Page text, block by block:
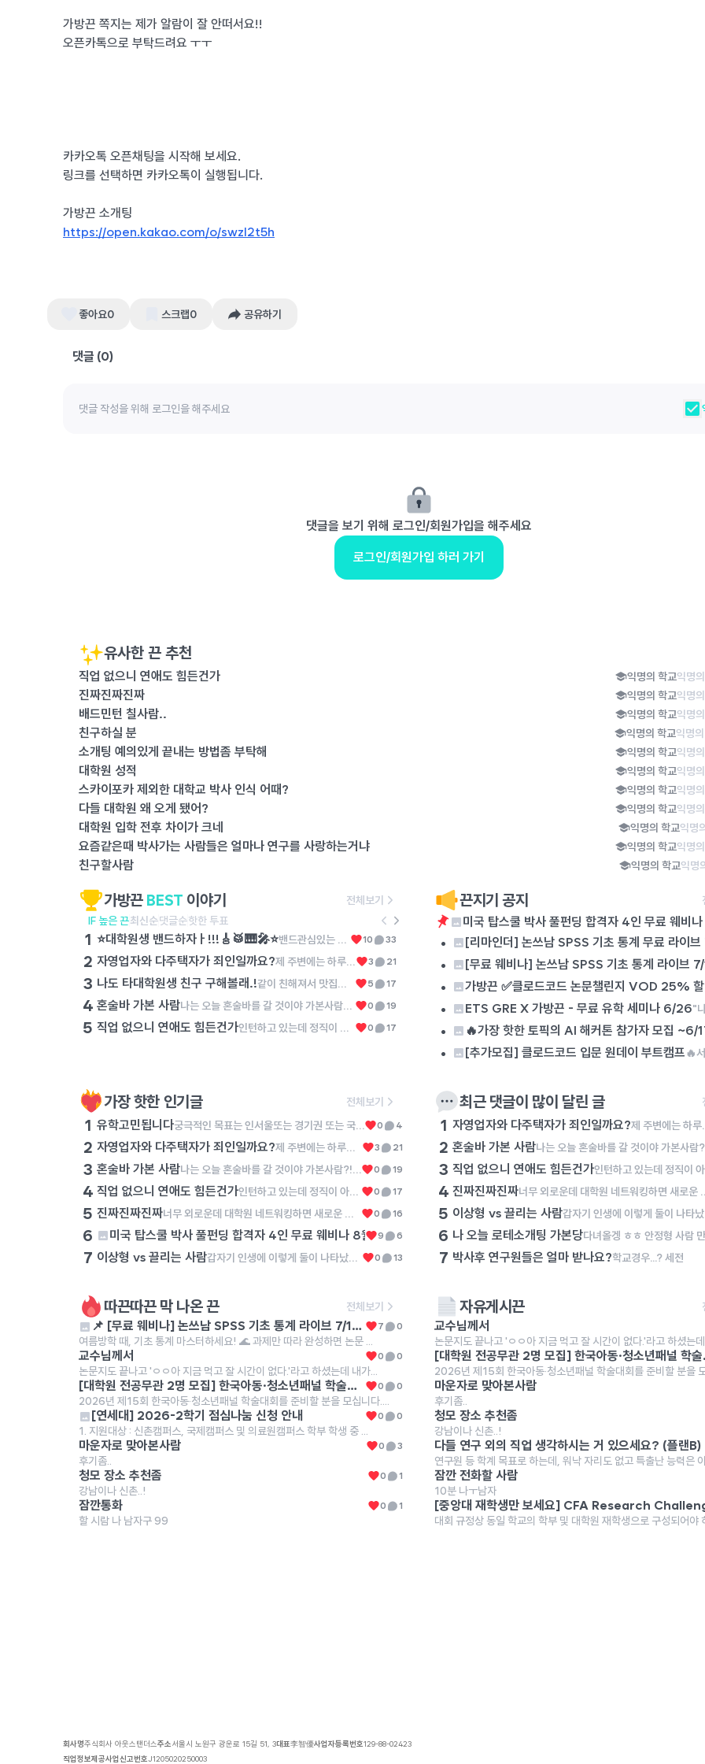
가방끈 쪽지는 제가 알람이 잘 안떠서요!!
오픈카톡으로 부탁드려요 ㅜㅜ
카카오톡 오픈채팅을 시작해 보세요.
링크를 선택하면 카카오톡이 실행됩니다.
가방끈 소개팅
https://open.kakao.com/o/swzI2t5h
좋아요0 스크랩0 공유하기
댓글 (0)
댓글을 보기 위해 로그인/회원가입을 해주세요
로그인/회원가입 하러 가기
유사한 끈 추천
직업 없으니 연애도 힘든건가 익명의 학교익명
진짜진짜진짜 익명의 학교익명
배드민턴 칠사람.. 익명의 학교익명
친구하실 분 익명의 학교익명
소개팅 예의있게 끝내는 방법좀 부탁해 익명의 학교익명
대학원 성적 익명의 학교익명
스카이포카 제외한 대학교 박사 인식 어때? 익명의 학교익명
다들 대학원 왜 오게 됐어? 익명의 학교익명
대학원 입학 전후 차이가 크네 익명의 학교익명
요즘같은때 박사가는 사람들은 얼마나 연구를 사랑하는거냐 익명의 학교익명
친구할사람 익명의 학교익명
가방끈BEST 이야기
전체보기
IF 높은 끈최신순댓글순핫한 투표
1 ⭐️대학원생 밴드하자ㅏ!!!🎸🥁🎹🎤⭐️ 밴드관심있는 사람?! 저번에 대학원생분들 모여서 합주 한번해봤는데 넘 좋더라구..!!!! રલા 나는,, 단순 일회성이아니라.. 장기적으로 밴드를 하거싶어서..!🥺✨ 음악이라는 좋은 관심사를 통해서 여럿이서 모여서 같이 뭘한다는게 엄청 뿌듯하고 재밌더라구?!!! >< 한번도 안해봤어도 괜찮아 ..!! 전공이 아니어도 괜찮아!!!! 그냥 밴드하는거에 진심인 사람이면 돼. 정기적으로 모여서 같이 합주하구 얘기도 나누고 내가 대문자 N이라서 그런지 모르겠는데..ㅋㅋ 나중에 혹시라도 잘되면 우리만의 자작곡같은거 만들어서 내거나 유명한 곡들 커버해서 인스타 계정 만들어서 혹시 우리 밴드가 커질수도 있나 .. 헤헤 라는 이상한 생각을 하기도 하지만(?) 여튼 너무 딥하게는 생각하지말고 ..! 밴드에 관심있거나 하고싶으면 나에게 꼭꼭 말해주었으면 해 ..!!!!!!!!! 𖤐 같이 재밌는 밴드 하자,,. 🥺✨ 🙏🏻🥲✨ 10 33
2 자영업자와 다주택자가 죄인일까요? 제 주변에는 하루에 최소 15시간, 많게는 19시간을 자기 몸과 영혼을 갈아서 자영업에 종사하는 이웃들이 있습니다. 이 분들은 순수 마진이라도 건지기 위해서 하루에 최소한 이 정도는 일해야 하고, 월 매출 6,000만 원을 넘기지 못하면 아르바이트생 월급도 주지 못하고 유지보수비에도 투자하지 못합니다. 그렇다보니 이 분들은 남녀 할 것 없이 1년에 쉬는 날이 1월 첫 날, 설날 당일, 추석 당일 밖에 없다고 이야기합니다. 그런데 과거 정부에서는 이 분들이 벌어들인 소득에 불필요하게 세금을 매기려 했고, 최저 시급도 너무 많이 올려서 코로나19 시기에는 이 분들이 애써 일구어 낸 사업을 접어야 하였습니다. 며칠 전 어느 대표님의 폐업을 돕는 일을 잠시 했습니다. 일을 하는 과정에서 켜켜이 쌓인 재고를 보며 마음이 너무 무거워졌습니다. 퇴근하고 학술논문을 쓰러 가는 길에 '사업을 하는 분들은 죄인인가?'라는 생각에 잠기곤 했습니다. 사업이란 이것이다! 도대체 사업을 하시는 분들이 무슨 죄를 지었길래 이러한 수모를 당해야만 하는지 이해가 가지 않습니다. 사업하는 분들을 조용히 응원하기라도 하면 몰라요. 그런데, 사업하는 분들이나 다주택자에 대해서 우리 사회는 저 분들을 적대시하기만 하고 저 분들에게서 돈을 뜯어내려고만 하고 있습니다. 우리는 이 분들이 낸 세금으로 살아가고 있는데, 이 분들의 입장이 되어 보기라도 했는지 모르겠습니다. 우연히 다주택자 분을 만나서 이야기를 나눠 봤습니다. "내가 국민학교 다녔을 때는 2명의 누나들과 4명의 형제들이랑 라면 한 봉지를 나눠서 먹을 정도로 힘들게 살았다. 중학생 때는 공납금을 제 때에 내지 못해서 쫓겨나는 것은 아닐까 불안해하며 살았다. 가난을 내 대에서 끊고, 내 자식과 손자들은 잘 살면 좋겠다는 일념으로 설날 당일과 추석 당일을 빼고 쉰 적이 없었고, 어렵게 모은 돈으로 불우한 청소년들한테 장학금도 주고 빌딩도 사고 아파트도 샀다. 그런데, 정부에서 가진 사람들에게 세금을 더 매기면 못 가진 사람들은 오히려 더 살기 힘들어진다. 다들 이걸 알기나 하는지 모르겠다." 사업을 하며 살아가는 사람들의 이야기는 조용히 묻히는 것이 너무 통탄스럽습니다. 다주택자들의 치열한 삶의 현장 또한 조용히 묻히는 것이 너무 아쉽습니다. 이런 이유로 저는 진보당이나 기본소득당 같은 반(反)기업 세력에 대해서는 그 글자를 보기만 해도 화가 치밀어오릅니다. 국민의힘이나 더불어민주당, 조국혁신당에서는 대기업 임원 출신(양향자 전 경기도지사 후보), 금융인 출신(김상욱 울산광역시장), 외국계 기업 출신(이언주 의원, 이해민 의원)이 꽤 있다 보니 경제 관념이 있는 사람들이 많다만 진보당이나 기본소득당에서는 사회생활을 해 본 사람이 단 한 명도 없어서 경제 관념이 없는 사람들이 많아 보입니다(보통 이런 부류들이 '투쟁', '분배'라는 말을 많이 씁니다). 그럼, 자영업자와 다주택자는 죄인일까요? 진짜 죄인은 '투쟁'과 '분배'를 외쳐대는 자들이 아닐까요? 3 21
3 나도 타대학원생 친구 구해볼래.! 같이 친해져서 맛집이나 카페가면 좋겠당.! 학사때 코로나때라 대학친구를 못사귀었는데ㅜ 대학원서 친구 만들고싶어😁 5 17
4 혼술바 가본 사람 나는 오늘 혼술바를 갈 것이야 가본사람?! 후기좀! 0 19
5 직업 없으니 연애도 힘든건가 인턴하고 있는데 정직이 아니니까... 자기소개도 뭐가 어렵네 아휴 슬프다 0 17
진심으로 궁금함 미용실에서 직원이 아닌 원장이 머리를 자른다고 가격을 더 받는 이유가 뭐임? 여러군데에서 머리를 잘라보지는 않았지만 원장이 자른다고 머리를 더 훌륭하게 자르는 것도 아니던데, 무슨 자신감으로 가격을 더 받는거지? 난 모르겠는데 사장이나 원장이 손님을 응대한다고 가격을 더 받는 다른 직업이 있나???? 0
진짜진짜진짜 너무 외로운데 대학원 네트워킹하면 새로운 사람 만날 수 있을까....? 연구실에 갇혀있으려나ㅜ 0
미국 탑스쿨 박사 풀펀딩 합격자 4인 무료 웨비나 8월
배드민턴 칠사람..없니..서울이야 0
석사생들 다들 몇학기 남았어?ㅠ 나는 이제 다음학기면 끝나는데 넘 힘들당ㅜ
끈지기 공지
미국 탑스쿨 박사 풀펀딩 합격자 4인 무료 웨비
• [리마인더] 논쓰남 SPSS 기초 통계 무료 라이브
• [무료 웨비나] 논쓰남 SPSS 기초 통계 라이브
• 가방끈 ✅클로드코드 논문챌린지 VOD 25%
• ETS GRE X 가방끈 - 무료 유학 세미나 6/26
• 🔥가장 핫한 토픽의 AI 해커톤 참가자 모집 ~6/
• [추가모집] 클로드코드 입문 원데이 부트캠프
가장 핫한 인기글 전체보기
1 유학고민됩니다 궁극적인 목표는 인서울또는 경기권 또는 국립대 교수 임용이고 이미 ky석사중인학생입니다 개인적 희망은 석박통합입니다. 아무래도 재정적 측면과 장기간 해외살이가 맘에 걸리지만 좋은 아웃풋은 미박에서 나오려나 싶어서요. 잘 맞는 환경에서 공부도 중요한데 과연 목표를 이루기엔 현재 석박가지고 부족할것같아 이렇게 여쭙습니다 댓글로 고견 많이주세용 0 4
2 자영업자와 다주택자가 죄인일까요? 제 주변에는 하루에 최소 15시간, 많게는 19시간을 자기 몸과 영혼을 갈아서 자영업에 종사하는 이웃들이 있습니다. 이 분들은 순수 마진이라도 건지기 위해서 하루에 최소한 이 정도는 일해야 하고, 월 매출 6,000만 원을 넘기지 못하면 아르바이트생 월급도 주지 못하고 유지보수비에도 투자하지 못합니다. 그렇다보니 이 분들은 남녀 할 것 없이 1년에 쉬는 날이 1월 첫 날, 설날 당일, 추석 당일 밖에 없다고 이야기합니다. 그런데 과거 정부에서는 이 분들이 벌어들인 소득에 불필요하게 세금을 매기려 했고, 최저 시급도 너무 많이 올려서 코로나19 시기에는 이 분들이 애써 일구어 낸 사업을 접어야 하였습니다. 며칠 전 어느 대표님의 폐업을 돕는 일을 잠시 했습니다. 일을 하는 과정에서 켜켜이 쌓인 재고를 보며 마음이 너무 무거워졌습니다. 퇴근하고 학술논문을 쓰러 가는 길에 '사업을 하는 분들은 죄인인가?'라는 생각에 잠기곤 했습니다. 사업이란 이것이다! 도대체 사업을 하시는 분들이 무슨 죄를 지었길래 이러한 수모를 당해야만 하는지 이해가 가지 않습니다. 사업하는 분들을 조용히 응원하기라도 하면 몰라요. 그런데, 사업하는 분들이나 다주택자에 대해서 우리 사회는 저 분들을 적대시하기만 하고 저 분들에게서 돈을 뜯어내려고만 하고 있습니다. 우리는 이 분들이 낸 세금으로 살아가고 있는데, 이 분들의 입장이 되어 보기라도 했는지 모르겠습니다. 우연히 다주택자 분을 만나서 이야기를 나눠 봤습니다. "내가 국민학교 다녔을 때는 2명의 누나들과 4명의 형제들이랑 라면 한 봉지를 나눠서 먹을 정도로 힘들게 살았다. 중학생 때는 공납금을 제 때에 내지 못해서 쫓겨나는 것은 아닐까 불안해하며 살았다. 가난을 내 대에서 끊고, 내 자식과 손자들은 잘 살면 좋겠다는 일념으로 설날 당일과 추석 당일을 빼고 쉰 적이 없었고, 어렵게 모은 돈으로 불우한 청소년들한테 장학금도 주고 빌딩도 사고 아파트도 샀다. 그런데, 정부에서 가진 사람들에게 세금을 더 매기면 못 가진 사람들은 오히려 더 살기 힘들어진다. 다들 이걸 알기나 하는지 모르겠다." 사업을 하며 살아가는 사람들의 이야기는 조용히 묻히는 것이 너무 통탄스럽습니다. 다주택자들의 치열한 삶의 현장 또한 조용히 묻히는 것이 너무 아쉽습니다. 이런 이유로 저는 진보당이나 기본소득당 같은 반(反)기업 세력에 대해서는 그 글자를 보기만 해도 화가 치밀어오릅니다. 국민의힘이나 더불어민주당, 조국혁신당에서는 대기업 임원 출신(양향자 전 경기도지사 후보), 금융인 출신(김상욱 울산광역시장), 외국계 기업 출신(이언주 의원, 이해민 의원)이 꽤 있다 보니 경제 관념이 있는 사람들이 많다만 진보당이나 기본소득당에서는 사회생활을 해 본 사람이 단 한 명도 없어서 경제 관념이 없는 사람들이 많아 보입니다(보통 이런 부류들이 '투쟁', '분배'라는 말을 많이 씁니다). 그럼, 자영업자와 다주택자는 죄인일까요? 진짜 죄인은 '투쟁'과 '분배'를 외쳐대는 자들이 아닐까요? 3 21
3 혼술바 가본 사람 나는 오늘 혼술바를 갈 것이야 가본사람?! 후기좀! 0 19
4 직업 없으니 연애도 힘든건가 인턴하고 있는데 정직이 아니니까... 자기소개도 뭐가 어렵네 아휴 슬프다 0 17
5 진짜진짜진짜 너무 외로운데 대학원 네트워킹하면 새로운 사람 만날 수 있을까....? 연구실에 갇혀있으려나ㅜ 0 16
6 미국 탑스쿨 박사 풀펀딩 합격자 4인 무료 웨비나 8월 6일 목요일 1PM🎓 미국 TOP 대학 박사과정, 어떻게 준비해야 할까
9 6
7 이상형 vs 끌리는 사람 갑자기 인생에 이렇게 둘이 나타났다면, 어느 분을 알아가보고 싶어? 이상형이 전혀 안 끌리는 게 아니라 끌림의 정도가 40,60 정도로 후자가 더 커 0 13
최근 댓글이 많이 달린 글
1 자영업자와 다주택자가 죄인일까요? 제 주변에는 하루에 최소 15시간, 많게는 19시간을 자기 몸과 영혼을 갈아서 자영업에 종사하는 이웃들이 있습니다. 이 분들은 순수 마진이라도 건지기 위해서 하루에 최소한 이 정도는 일해야 하고, 월 매출 6,000만 원을 넘기지 못하면 아르바이트생 월급도 주지 못하고 유지보수비에도 투자하지 못합니다. 그렇다보니 이 분들은 남녀 할 것 없이 1년에 쉬는 날이 1월 첫 날, 설날 당일, 추석 당일 밖에 없다고 이야기합니다. 그런데 과거 정부에서는 이 분들이 벌어들인 소득에 불필요하게 세금을 매기려 했고, 최저 시급도 너무 많이 올려서 코로나19 시기에는 이 분들이 애써 일구어
2 혼술바 가본 사람
3 직업 없으니 연애도 힘든건가
4 진짜진짜진짜 너무 외로운데 대학원 네트워
5 이상형 vs 끌리는 사람
6 나 오늘 로테소개팅 가본당
7 박사후 연구원들은 얼마 받나요?학교경우...? 세전
따끈따끈 막 나온 끈 전체보기
📌 [무료 웨비나] 논쓰남 SPSS 기초 통계 라이브 7/12일, 14일 7 0
여름방학 때, 기초 통계 마스터하세요! 🌊 과제만 따라 완성하면 논문 ...
교수님께서 0 0
논문지도 끝나고 'ㅇㅇ아 지금 먹고 잘 시간이 없다.'라고 하셨는데 내가...
[대학원 전공무관 2명 모집] 한국아동·청소년패널 학술대회를 준비할 분!!! 0 0
2026년 제15회 한국아동·청소년패널 학술대회를 준비할 분을 모십니다....
[연세대] 2026-2학기 점심나눔 신청 안내 0 0
1. 지원대상 : 신촌캠퍼스, 국제캠퍼스 및 의료원캠퍼스 학부 학생 중 ...
마운자로 맞아본사람 0 3
후기좀..
청모 장소 추천좀 0 1
강남이나 신촌..!
잠깐통화 0 1
할 시람 나 남자구 99
자유게시끈
교수님께서
[대학원
마운자로 맞아본사람
후기좀..
청모 장소 추천좀
강남이나 신촌..!
다들 연구 외의 직업 생각하시는 거 있으세요? (플랜B)
잠깐 전화할 사람
10분 나ㅜ남자
회사명주식회사 아웃스탠더스주소서울시 노원구 광운로 15길 51, 3대표李智優사업자등록번호129-88-02423
직업정보제공사업신고번호J1205020250003